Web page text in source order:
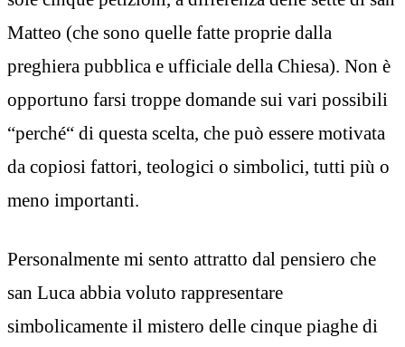
Matteo (che sono quelle fatte proprie dalla
preghiera pubblica e ufficiale della Chiesa). Non è
opportuno farsi troppe domande sui vari possibili
“perché“ di questa scelta, che può essere motivata
da copiosi fattori, teologici o simbolici, tutti più o
meno importanti.
Personalmente mi sento attratto dal pensiero che
san Luca abbia voluto rappresentare
simbolicamente il mistero delle cinque piaghe di